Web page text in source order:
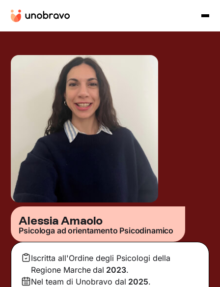
Alessia Amaolo
Psicologa ad orientamento Psicodinamico
Iscritta all'Ordine degli Psicologi della
Regione Marche dal 2023.
Nel team di Unobravo dal 2025.